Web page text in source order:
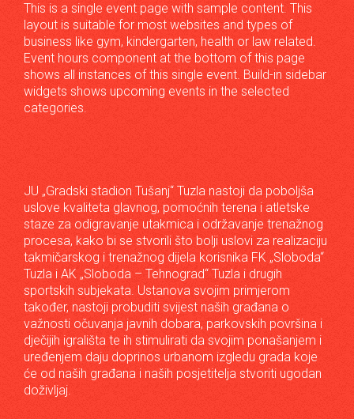
This is a single event page with sample content. This
layout is suitable for most websites and types of
business like gym, kindergarten, health or law related.
Event hours component at the bottom of this page
shows all instances of this single event. Build-in sidebar
widgets shows upcoming events in the selected
categories.
JU „Gradski stadion Tušanj“ Tuzla nastoji da poboljša
uslove kvaliteta glavnog, pomoćnih terena i atletske
staze za odigravanje utakmica i održavanje trenažnog
procesa, kako bi se stvorili što bolji uslovi za realizaciju
takmičarskog i trenažnog dijela korisnika FK „Sloboda“
Tuzla i AK „Sloboda – Tehnograd“ Tuzla i drugih
sportskih subjekata. Ustanova svojim primjerom
također, nastoji probuditi svijest naših građana o
važnosti očuvanja javnih dobara, parkovskih površina i
dječijih igrališta te ih stimulirati da svojim ponašanjem i
uređenjem daju doprinos urbanom izgledu grada koje
će od naših građana i naših posjetitelja stvoriti ugodan
doživljaj.